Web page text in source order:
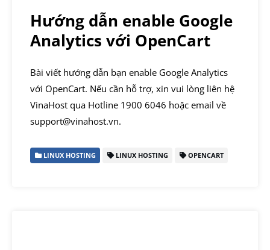
Hướng dẫn enable Google
Analytics với OpenCart
Bài viết hướng dẫn bạn enable Google Analytics
với OpenCart. Nếu cần hỗ trợ, xin vui lòng liên hệ
VinaHost qua Hotline 1900 6046 hoặc email về
support@vinahost.vn.
LINUX HOSTING LINUX HOSTING OPENCART